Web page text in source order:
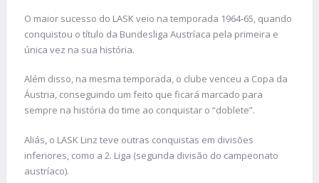
O maior sucesso do LASK veio na temporada 1964-65, quando
conquistou o título da Bundesliga Austríaca pela primeira e
única vez na sua história.
Além disso, na mesma temporada, o clube venceu a Copa da
Áustria, conseguindo um feito que ficará marcado para
sempre na história do time ao conquistar o “doblete”.
Aliás, o LASK Linz teve outras conquistas em divisões
inferiores, como a 2. Liga (segunda divisão do campeonato
austríaco).